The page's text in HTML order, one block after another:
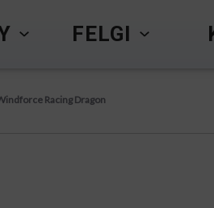
FELGI
Racing Dragon